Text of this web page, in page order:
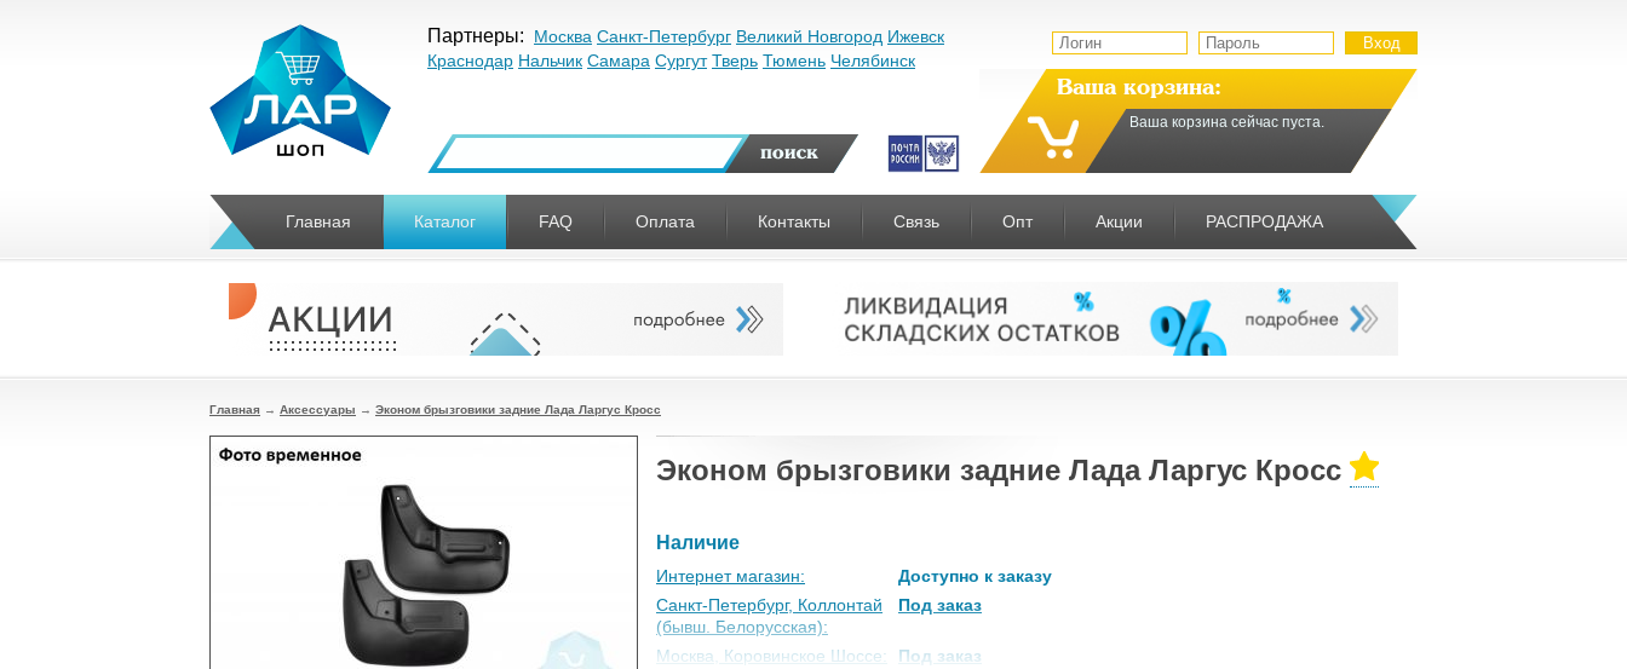
Партнеры: Москва Санкт-Петербург Великий Новгород Ижевск
Краснодар Нальчик Самара Сургут Тверь Тюмень Челябинск
Ваша корзина:
Ваша корзина сейчас пуста.
Главная Каталог FAQ Оплата Контакты Связь Опт Акции РАСПРОДАЖА
Главная → Аксессуары → Эконом брызговики задние Лада Ларгус Кросс
Эконом брызговики задние Лада Ларгус Кросс
Наличие
Интернет магазин:
Доступно к заказу
Санкт-Петербург, Коллонтай
(бывш. Белорусская):
Под заказ
Москва, Коровинское Шоссе:
Под заказ